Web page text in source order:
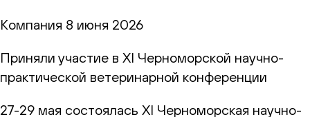
Компания 8 июня 2026
Приняли участие в XI Черноморской научно-
практической ветеринарной конференции
27-29 мая состоялась XI Черноморская научно-